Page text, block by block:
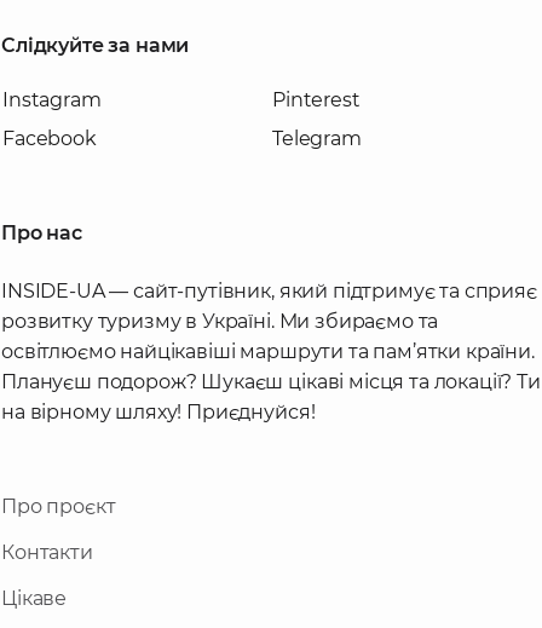
Слідкуйте за нами
Instagram
Facebook
Pinterest
Telegram
Про нас
INSIDE-UA — сайт-путівник, який підтримує та сприяє
розвитку туризму в Україні. Ми збираємо та
освітлюємо найцікавіші маршрути та пам’ятки країни.
Плануєш подорож? Шукаєш цікаві місця та локації? Ти
на вірному шляху! Приєднуйся!
Про проєкт
Контакти
Цікаве